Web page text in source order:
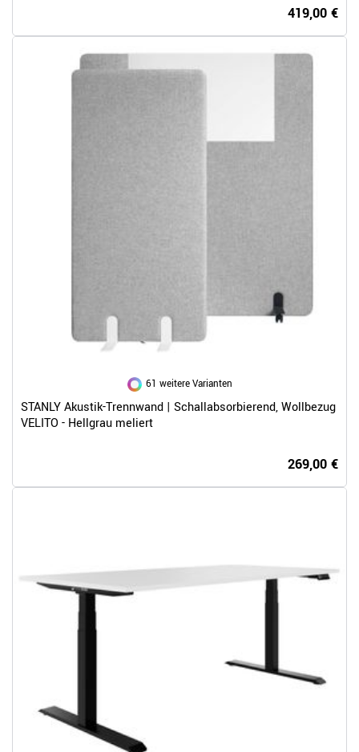
419,00 €
61 weitere Varianten
STANLY Akustik-Trennwand | Schallabsorbierend, Wollbezug
VELITO - Hellgrau meliert
269,00 €